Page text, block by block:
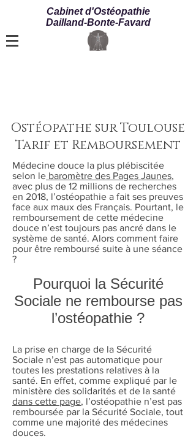
Cabinet d'Ostéopathie
Dailland-Bonte-Favard
Ostéopathe sur Toulouse
Tarif et Remboursement
Médecine douce la plus plébiscitée
selon le baromètre des Pages Jaunes,
avec plus de 12 millions de recherches
en 2018, l’ostéopathie a fait ses preuves
face aux maux des Français. Pourtant, le
remboursement de cette médecine
douce n’est toujours pas ancré dans le
système de santé. Alors comment faire
pour être remboursé suite à une séance
?
Pourquoi la Sécurité
Sociale ne rembourse pas
l’ostéopathie ?
La prise en charge de la Sécurité
Sociale n’est pas automatique pour
toutes les prestations relatives à la
santé. En effet, comme expliqué par le
ministère des solidarités et de la santé
dans cette page, l’ostéopathie n’est pas
remboursée par la Sécurité Sociale, tout
comme une majorité des médecines
douces.